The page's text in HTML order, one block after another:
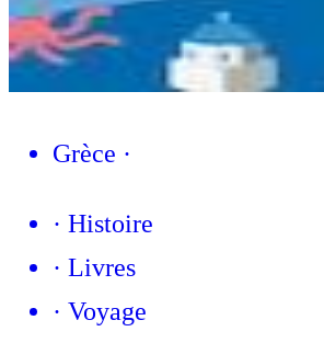
Grèce ·
· Histoire
· Livres
· Voyage